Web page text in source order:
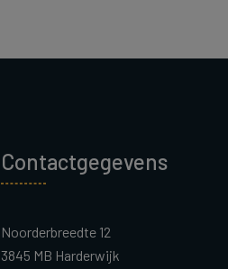
Contactgegevens
Noorderbreedte 12
3845 MB Harderwijk